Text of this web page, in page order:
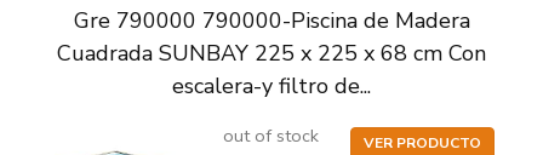
Gre 790000 790000-Piscina de Madera
Cuadrada SUNBAY 225 x 225 x 68 cm Con
escalera-y filtro de...
out of stock VER PRODUCTO